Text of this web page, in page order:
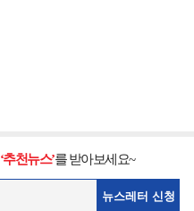
‘추천뉴스’를 받아보세요~
뉴스레터 신청